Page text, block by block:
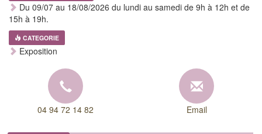
Du 09/07 au 18/08/2026 du lundi au samedi de 9h à 12h et de
15h à 19h.
CATEGORIE
Exposition
04 94 72 14 82 Email